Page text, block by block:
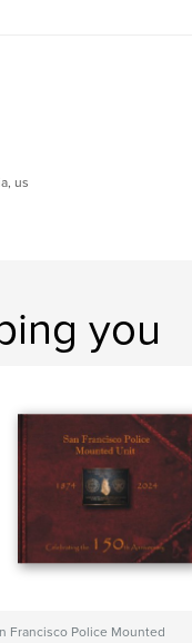
us
you
Francisco Police Mounted